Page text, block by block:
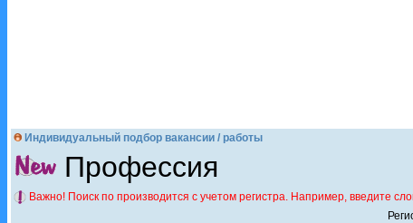
Индивидуальный подбор вакансии / работы
Профессия
Важно! Поиск по производится с учетом регистра. Например, введите